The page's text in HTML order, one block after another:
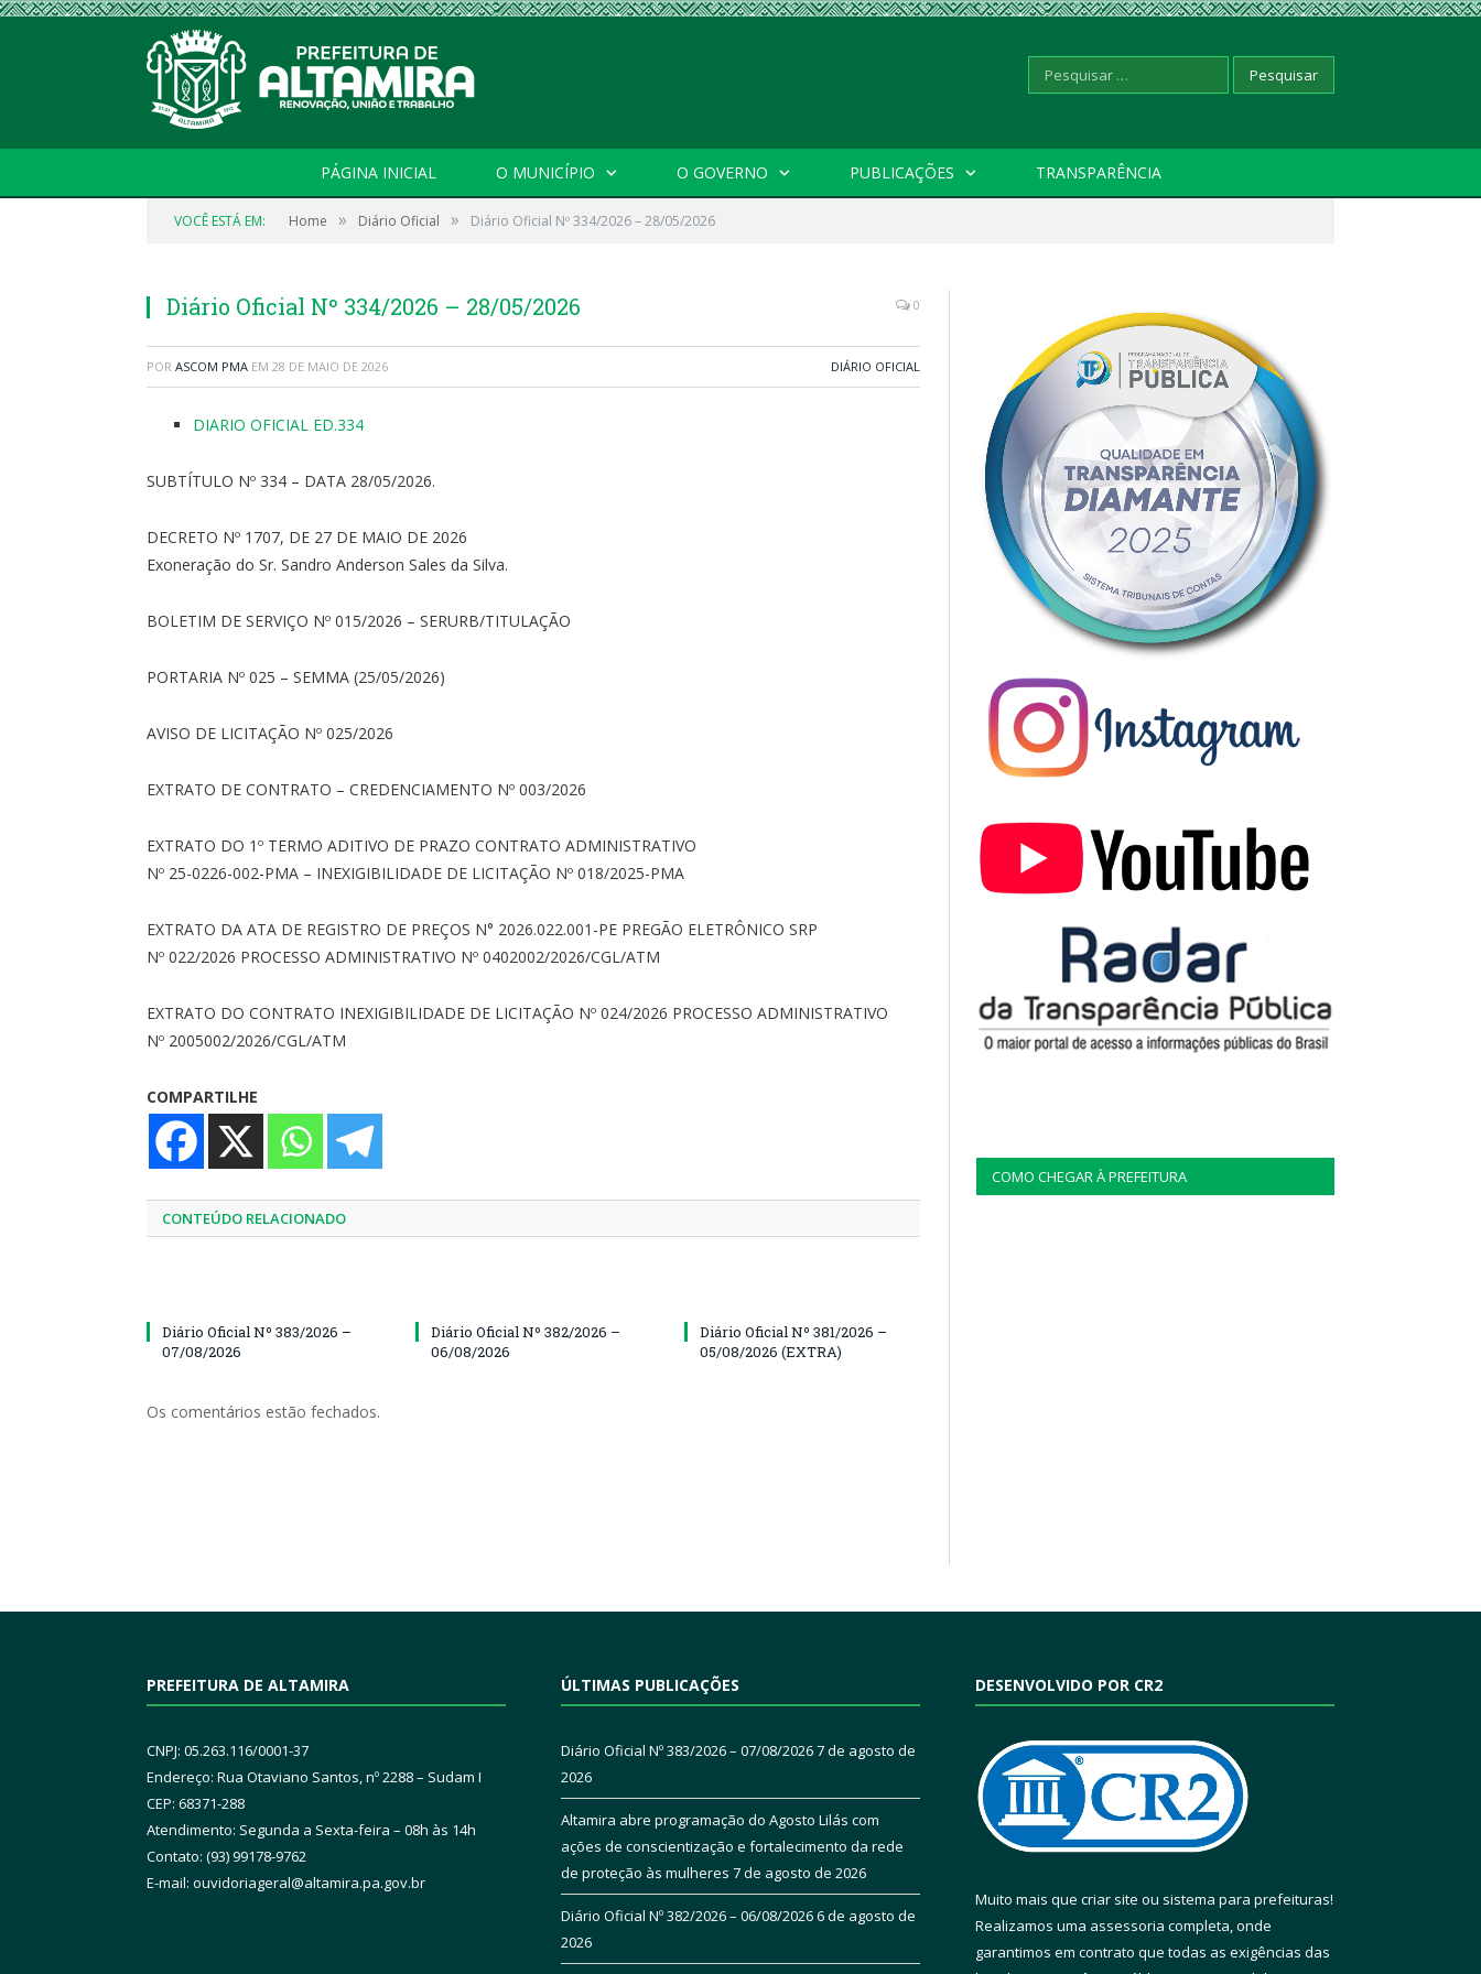
Pesquisar
PÁGINA INICIAL O MUNICÍPIO O GOVERNO PUBLICAÇÕES TRANSPARÊNCIA
VOCÊ ESTÁ EM: Home » Diário Oficial » Diário Oficial Nº 334/2026 – 28/05/2026
Diário Oficial Nº 334/2026 – 28/05/2026 0
POR ASCOM PMA EM 28 DE MAIO DE 2026 DIÁRIO OFICIAL
DIARIO OFICIAL ED.334
SUBTÍTULO Nº 334 – DATA 28/05/2026.
DECRETO Nº 1707, DE 27 DE MAIO DE 2026
Exoneração do Sr. Sandro Anderson Sales da Silva.
BOLETIM DE SERVIÇO Nº 015/2026 – SERURB/TITULAÇÃO
PORTARIA Nº 025 – SEMMA (25/05/2026)
AVISO DE LICITAÇÃO Nº 025/2026
EXTRATO DE CONTRATO – CREDENCIAMENTO Nº 003/2026
EXTRATO DO 1º TERMO ADITIVO DE PRAZO CONTRATO ADMINISTRATIVO
Nº 25-0226-002-PMA – INEXIGIBILIDADE DE LICITAÇÃO Nº 018/2025-PMA
EXTRATO DA ATA DE REGISTRO DE PREÇOS N° 2026.022.001-PE PREGÃO ELETRÔNICO SRP
Nº 022/2026 PROCESSO ADMINISTRATIVO Nº 0402002/2026/CGL/ATM
EXTRATO DO CONTRATO INEXIGIBILIDADE DE LICITAÇÃO Nº 024/2026 PROCESSO ADMINISTRATIVO
Nº 2005002/2026/CGL/ATM
COMPARTILHE
CONTEÚDO RELACIONADO
Diário Oficial Nº 383/2026 –
07/08/2026
Diário Oficial Nº 382/2026 –
06/08/2026
Diário Oficial Nº 381/2026 –
05/08/2026 (EXTRA)
Os comentários estão fechados.
COMO CHEGAR À PREFEITURA
PREFEITURA DE ALTAMIRA
CNPJ: 05.263.116/0001-37
Endereço: Rua Otaviano Santos, nº 2288 – Sudam I
CEP: 68371-288
Atendimento: Segunda a Sexta-feira – 08h às 14h
Contato: (93) 99178-9762
E-mail: ouvidoriageral@altamira.pa.gov.br
ÚLTIMAS PUBLICAÇÕES
Diário Oficial Nº 383/2026 – 07/08/20267 de agosto de
2026
Altamira abre programação do Agosto Lilás com
ações de conscientização e fortalecimento da rede
de proteção às mulheres 7 de agosto de 2026
Diário Oficial Nº 382/2026 – 06/08/20266 de agosto de
2026
DESENVOLVIDO POR CR2
Muito mais que criar site ou sistema para prefeituras!
Realizamos uma assessoria completa, onde
garantimos em contrato que todas as exigências das